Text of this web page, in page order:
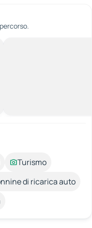
Turismo
di ricarica auto